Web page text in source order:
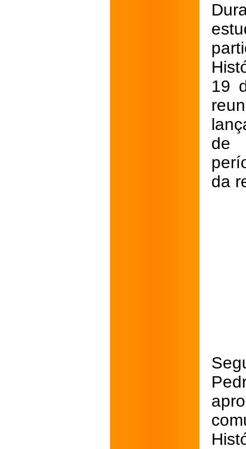
19
de
da